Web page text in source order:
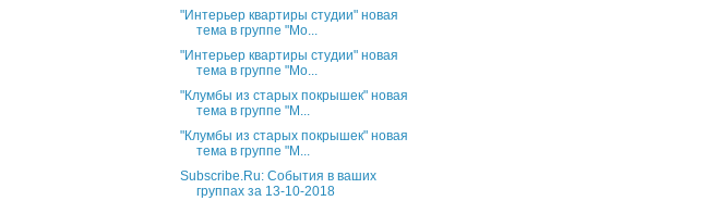
"Интерьер квартиры студии" новая
тема в группе "Мо...
"Интерьер квартиры студии" новая
тема в группе "Мо...
"Клумбы из старых покрышек" новая
тема в группе "М...
"Клумбы из старых покрышек" новая
тема в группе "М...
Subscribe.Ru: События в ваших
группах за 13-10-2018